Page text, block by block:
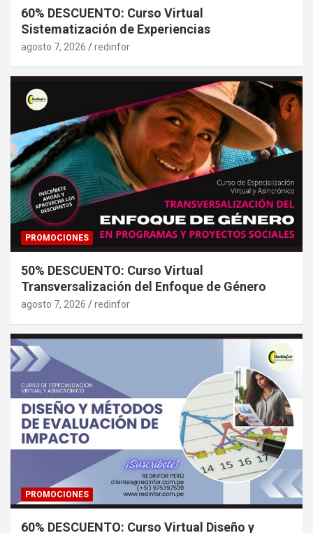
60% DESCUENTO: Curso Virtual
Sistematización de Experiencias
agosto 7, 2026 redinfor
PROMOCIONES
50% DESCUENTO: Curso Virtual
Transversalización del Enfoque de Género
agosto 7, 2026 redinfor
PROMOCIONES
60% DESCUENTO: Curso Virtual Diseño y